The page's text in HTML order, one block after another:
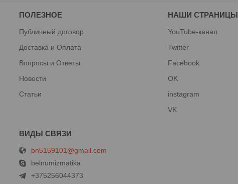
ПОЛЕЗНОЕ
Публичный договор
Доставка и Оплата
Вопросы и Ответы
Новости
Статьи
НАШИ СТРАНИЦЫ
YouTube-канал
Twitter
Facebook
OK
instagram
VK
bn5159101@gmail.com
belnumizmatika
+375256044373